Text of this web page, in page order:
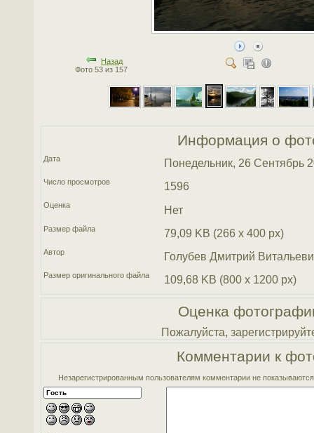
Назад
Фото 53 из 157
Информация о
Дата Понедельник, 26 Сентябрь
Число просмотров 1596
Оценка Нет
Размер файла 79,09 KB (266 x 400 px)
Автор Голубев Дмитрий
Размер оригинального файла 109,68 KB (800 x 1200 px)
Оценка
Пожалуйста,
Комментарии к
Незарегистрированным пользователям комментарии не